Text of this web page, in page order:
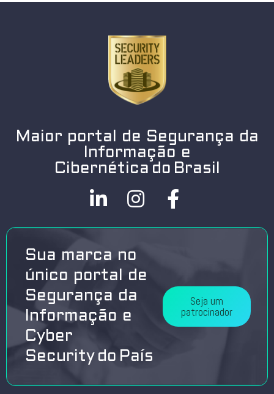
Maior portal de Segurança da
Informação e
Cibernética do Brasil
Sua marca no
único portal de
Segurança da
Informação e
Cyber
Security do País
Seja um
patrocinador